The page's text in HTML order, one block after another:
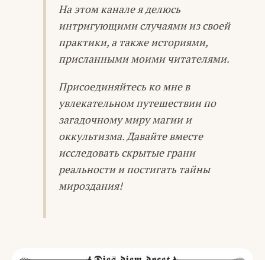
На этом канале я делюсь
интригующими случаями из своей
практики, а также историями,
присланными моими читателями.
Присоединяйтесь ко мне в
увлекательном путешествии по
загадочному миру магии и
оккультизма. Давайте вместе
исследовать скрытые грани
реальности и постигать тайны
мироздания!